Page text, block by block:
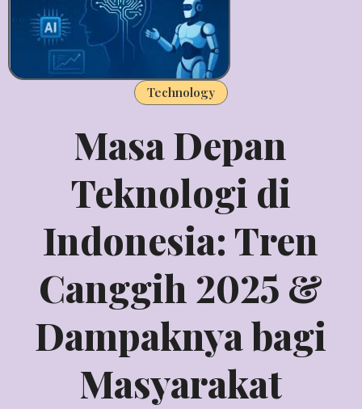
Technology
Masa Depan
Teknologi di
Indonesia: Tren
Canggih 2025 &
Dampaknya bagi
Masyarakat